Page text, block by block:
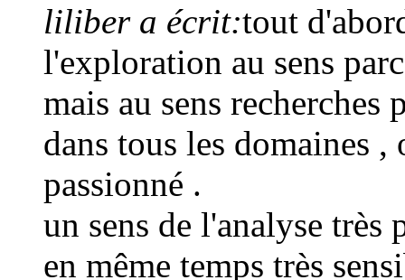
liliber a écrit:tout
l'exploration au sens
mais au sens recherches
dans tous les domaines
passionné .
un sens de l'analyse très
en même temps très